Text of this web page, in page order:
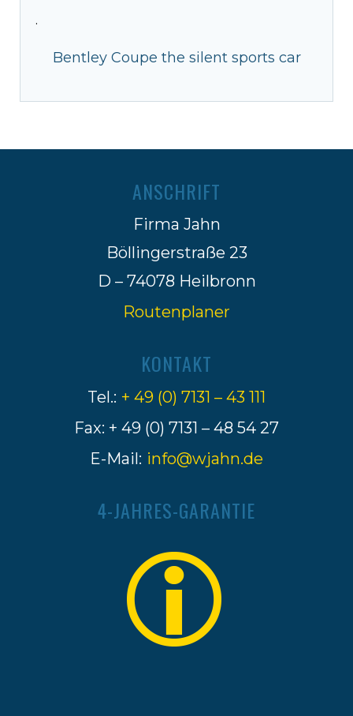
·
Bentley Coupe the silent sports car
ANSCHRIFT
Firma Jahn
Böllingerstraße 23
D – 74078 Heilbronn
Routenplaner
KONTAKT
Tel.: + 49 (0) 7131 – 43 111
Fax: + 49 (0) 7131 – 48 54 27
E-Mail: info@wjahn.de
4-JAHRES-GARANTIE